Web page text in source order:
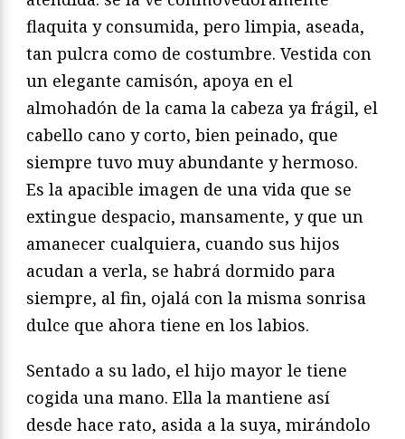
flaquita y consumida, pero limpia, aseada,
tan pulcra como de costumbre. Vestida con
un elegante camisón, apoya en el
almohadón de la cama la cabeza ya frágil, el
cabello cano y corto, bien peinado, que
siempre tuvo muy abundante y hermoso.
Es la apacible imagen de una vida que se
extingue despacio, mansamente, y que un
amanecer cualquiera, cuando sus hijos
acudan a verla, se habrá dormido para
siempre, al fin, ojalá con la misma sonrisa
dulce que ahora tiene en los labios.
Sentado a su lado, el hijo mayor le tiene
cogida una mano. Ella la mantiene así
desde hace rato, asida a la suya, mirándolo